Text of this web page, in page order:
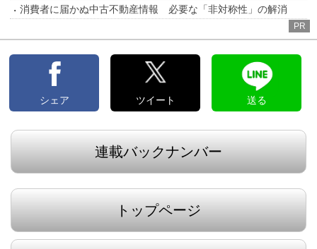
消費者に届かぬ中古不動産情報 必要な「非対称性」の解消
PR
シェア ツイート 送る
連載バックナンバー
トップページ